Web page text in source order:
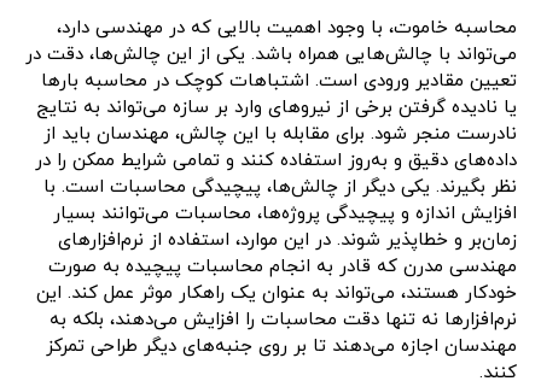
محاسبه خاموت، با وجود اهمیت بالایی که در مهندسی دارد،
می‌تواند با چالش‌هایی همراه باشد. یکی از این چالش‌ها، دقت در
تعیین مقادیر ورودی است. اشتباهات کوچک در محاسبه بارها
یا نادیده گرفتن برخی از نیروهای وارد بر سازه می‌تواند به نتایج
نادرست منجر شود. برای مقابله با این چالش، مهندسان باید از
داده‌های دقیق و به‌روز استفاده کنند و تمامی شرایط ممکن را در
نظر بگیرند. یکی دیگر از چالش‌ها، پیچیدگی محاسبات است. با
افزایش اندازه و پیچیدگی پروژه‌ها، محاسبات می‌توانند بسیار
زمان‌بر و خطاپذیر شوند. در این موارد، استفاده از نرم‌افزارهای
مهندسی مدرن که قادر به انجام محاسبات پیچیده به صورت
خودکار هستند، می‌تواند به عنوان یک راهکار موثر عمل کند. این
نرم‌افزارها نه تنها دقت محاسبات را افزایش می‌دهند، بلکه به
مهندسان اجازه می‌دهند تا بر روی جنبه‌های دیگر طراحی تمرکز
کنند.